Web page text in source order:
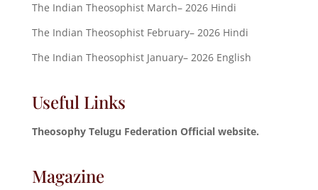
The Indian Theosophist March– 2026 Hindi
The Indian Theosophist February– 2026 Hindi
The Indian Theosophist January– 2026 English
Useful Links
Theosophy Telugu Federation Official website.
Magazine